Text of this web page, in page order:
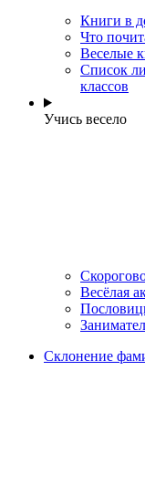
Книги в
Что
Веселые
Cписок
классов
Учись весело
Весёлая
Склонение